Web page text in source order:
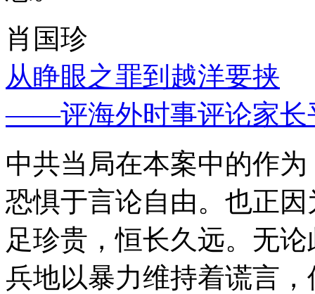
肖国珍
从睁眼之罪到越洋要挟
——评海外时事评论家长
中共当局在本案中的作
恐惧于言论自由。也正
足珍贵，恒长久远。无
兵地以暴力维持着谎言